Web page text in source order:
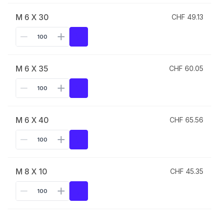
M 6 X 30 CHF 49.13
M 6 X 35 CHF 60.05
M 6 X 40 CHF 65.56
M 8 X 10 CHF 45.35